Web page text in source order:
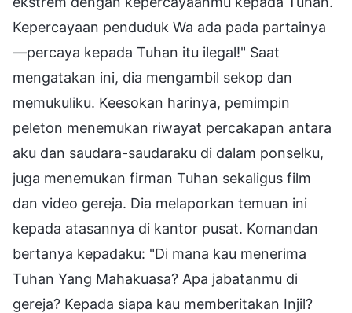
Kepercayaan penduduk Wa ada pada partainya
—percaya kepada Tuhan itu ilegal!" Saat
mengatakan ini, dia mengambil sekop dan
memukuliku. Keesokan harinya, pemimpin
peleton menemukan riwayat percakapan antara
aku dan saudara-saudaraku di dalam ponselku,
juga menemukan firman Tuhan sekaligus film
dan video gereja. Dia melaporkan temuan ini
kepada atasannya di kantor pusat. Komandan
bertanya kepadaku: "Di mana kau menerima
Tuhan Yang Mahakuasa? Apa jabatanmu di
gereja? Kepada siapa kau memberitakan Injil?